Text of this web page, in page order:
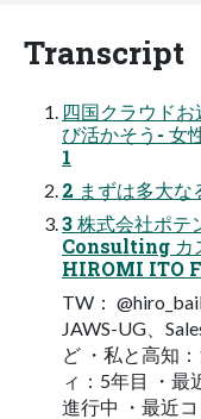
Transcript
四国クラウド
び活かそう- ⼥
1
2 まずは多⼤な
3 株式会社ポ
Consulting カ
HIROMI ITO
TW：
JAWS-UG、
ど ・私と⾼知
ィ：5年⽬ ・最
進⾏中 ・最近